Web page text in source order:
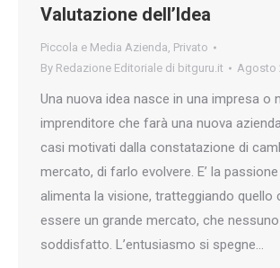
Valutazione dell’Idea
Piccola e Media Azienda, Privato
By Redazione Editoriale di bitguru.it Agosto
Una nuova idea nasce in una impresa o
imprenditore che farà una nuova
casi motivati dalla constatazione di
mercato, di farlo evolvere. E’ la
alimenta la visione, tratteggiando quello
essere un grande mercato, che
soddisfatto. L’entusiasmo si spegne…